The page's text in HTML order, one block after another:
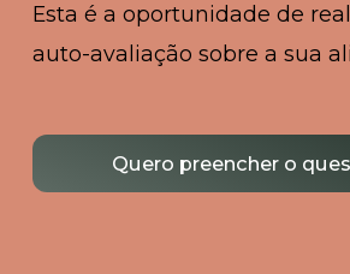
Esta é a oportunidade de
auto-avaliação sobre a sua
Quero preencher o